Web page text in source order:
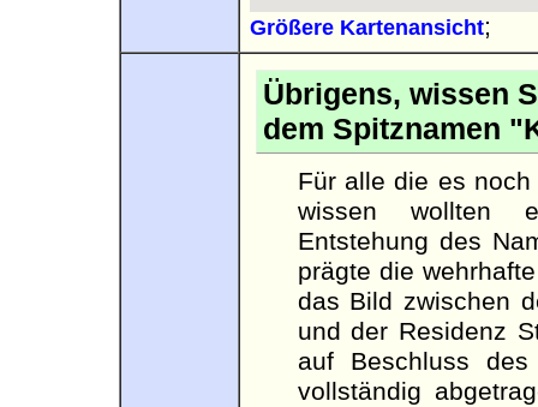
Größere Kartenansicht;
Übrigens, wissen
dem Spitznamen
Für alle die es
wissen wollten
Entstehung des
prägte die
das Bild zwischen
und der Residenz
auf Beschluss
vollständig